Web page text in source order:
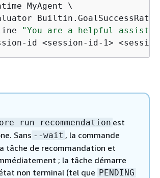
MyAgent \
Builtin.GoalSuccessRate
"You are a helpful
id <session-id-1>
run recommendation est
Sans --wait , la commande
tâche de recommandation et
; la tâche démarre
non terminal (tel que PENDING